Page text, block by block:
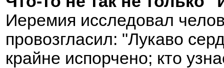
Иеремия исследовал
провозгласил: "Лукаво
крайне испорчено; кто